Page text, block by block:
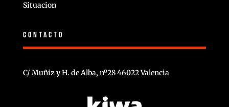
Situacion
CONTACTO
C/ Muñiz y H. de Alba, nº28 46022 Valencia